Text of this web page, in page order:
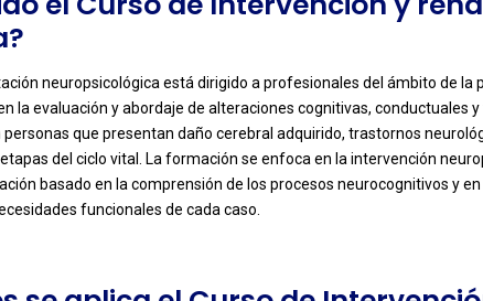
neuropsicológica está dirigido a profesionales del ámbito de la
la evaluación y abordaje de alteraciones cognitivas, conductuales
que presentan daño cerebral adquirido, trastornos
del ciclo vital. La formación se enfoca en la intervención
basado en la comprensión de los procesos neurocognitivos y
funcionales de cada caso.